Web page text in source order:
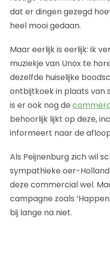
dat er dingen gezegd
heel mooi gedaan.
Maar eerlijk is eerlijk: ik
muziekje van Unox te
dezelfde huiselijke
ontbijtkoek in plaats van
is er ook nog de
behoorlijk lijkt op deze,
informeert naar de
Als Peijnenburg zich wil
sympathieke oer-
deze commercial wel.
campagne zoals
bij lange na niet.